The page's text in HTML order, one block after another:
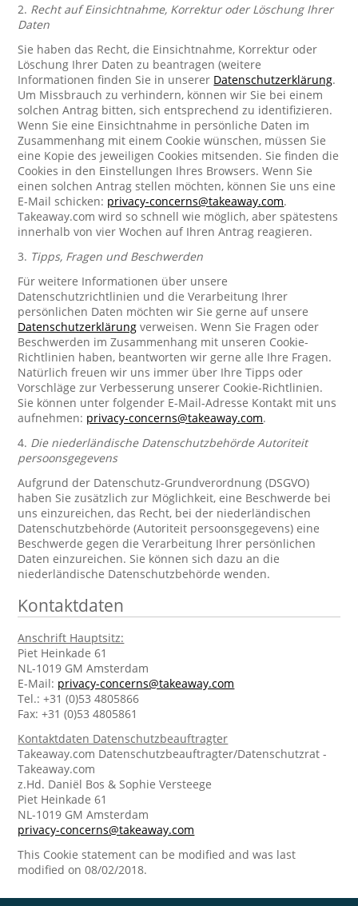
2. Recht auf Einsichtnahme, Korrektur oder Löschung Ihrer
Daten
Sie haben das Recht, die Einsichtnahme, Korrektur oder
Löschung Ihrer Daten zu beantragen (weitere
Informationen finden Sie in unserer Datenschutzerklärung.
Um Missbrauch zu verhindern, können wir Sie bei einem
solchen Antrag bitten, sich entsprechend zu identifizieren.
Wenn Sie eine Einsichtnahme in persönliche Daten im
Zusammenhang mit einem Cookie wünschen, müssen Sie
eine Kopie des jeweiligen Cookies mitsenden. Sie finden die
Cookies in den Einstellungen Ihres Browsers. Wenn Sie
einen solchen Antrag stellen möchten, können Sie uns eine
E-Mail schicken: privacy-concerns@takeaway.com.
Takeaway.com wird so schnell wie möglich, aber spätestens
innerhalb von vier Wochen auf Ihren Antrag reagieren.
3. Tipps, Fragen und Beschwerden
Für weitere Informationen über unsere
Datenschutzrichtlinien und die Verarbeitung Ihrer
persönlichen Daten möchten wir Sie gerne auf unsere
Datenschutzerklärung verweisen. Wenn Sie Fragen oder
Beschwerden im Zusammenhang mit unseren Cookie-
Richtlinien haben, beantworten wir gerne alle Ihre Fragen.
Natürlich freuen wir uns immer über Ihre Tipps oder
Vorschläge zur Verbesserung unserer Cookie-Richtlinien.
Sie können unter folgender E-Mail-Adresse Kontakt mit uns
aufnehmen: privacy-concerns@takeaway.com.
4. Die niederländische Datenschutzbehörde Autoriteit
persoonsgegevens
Aufgrund der Datenschutz-Grundverordnung (DSGVO)
haben Sie zusätzlich zur Möglichkeit, eine Beschwerde bei
uns einzureichen, das Recht, bei der niederländischen
Datenschutzbehörde (Autoriteit persoonsgegevens) eine
Beschwerde gegen die Verarbeitung Ihrer persönlichen
Daten einzureichen. Sie können sich dazu an die
niederländische Datenschutzbehörde wenden.
Kontaktdaten
Anschrift Hauptsitz:
Piet Heinkade 61
NL-1019 GM Amsterdam
E-Mail: privacy-concerns@takeaway.com
Tel.: +31 (0)53 4805866
Fax: +31 (0)53 4805861
Kontaktdaten Datenschutzbeauftragter
Takeaway.com Datenschutzbeauftragter/Datenschutzrat -
Takeaway.com
z.Hd. Daniël Bos & Sophie Versteege
Piet Heinkade 61
NL-1019 GM Amsterdam
privacy-concerns@takeaway.com
This Cookie statement can be modified and was last
modified on 08/02/2018.